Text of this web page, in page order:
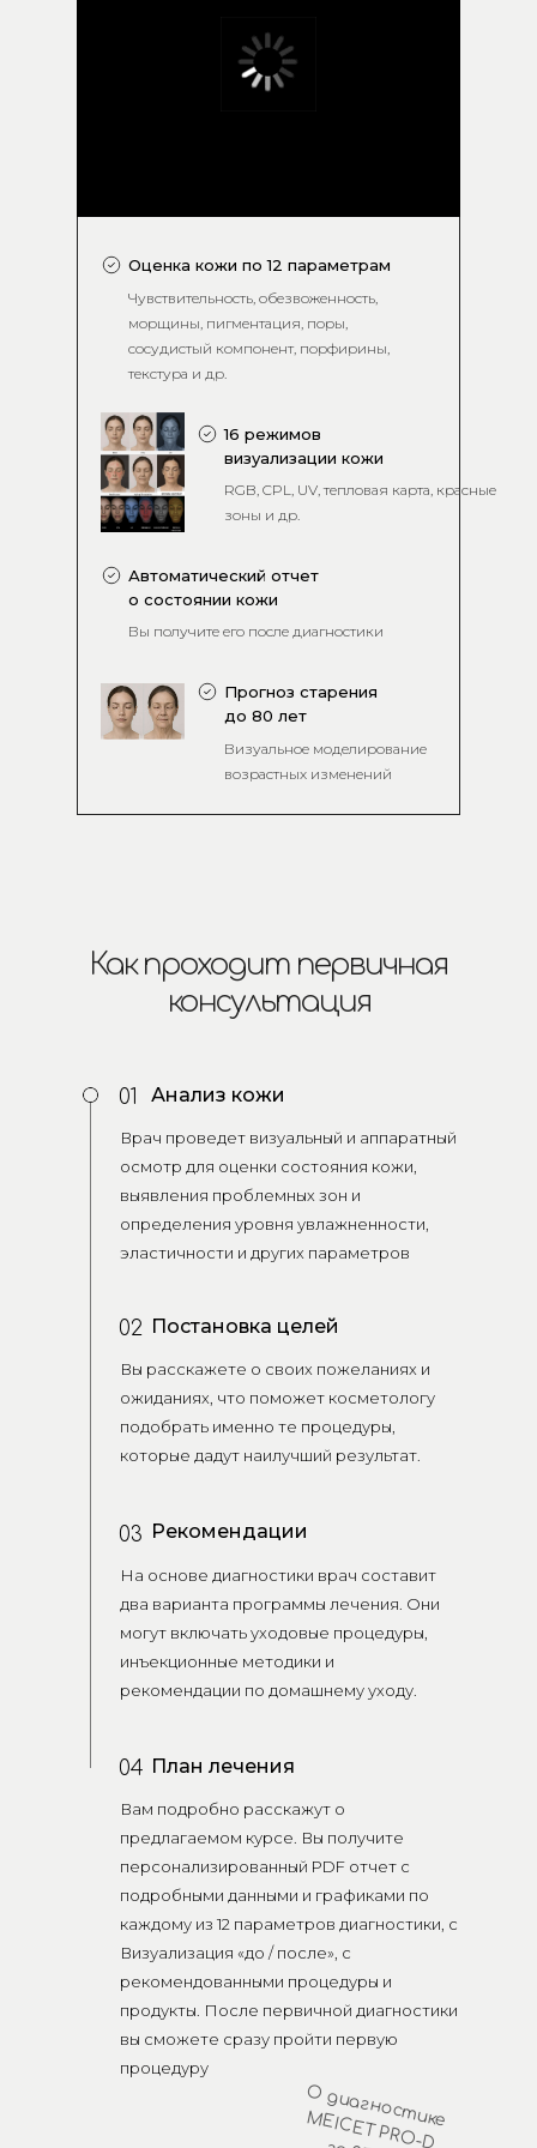
Оценка кожи по 12 параметрам
Чувствительность, обезвоженность,
морщины, пигментация, поры,
сосудистый компонент, порфирины,
текстура и др.
Вы получите его после диагностики
RGB, CPL, UV, тепловая карта, красные
зоны и др.
Автоматический отчет
о состоянии кожи
16 режимов
визуализации кожи
Прогноз старения
до 80 лет
Визуальное моделирование
возрастных изменений
Как проходит первичная
консультация
01 Анализ кожи
Врач проведет визуальный и аппаратный
осмотр для оценки состояния кожи,
выявления проблемных зон и
определения уровня увлажненности,
эластичности и других параметров
02 Постановка целей
Вы расскажете о своих пожеланиях и
ожиданиях, что поможет косметологу
подобрать именно те процедуры,
которые дадут наилучший результат.
03 Рекомендации
На основе диагностики врач составит
два варианта программы лечения. Они
могут включать уходовые процедуры,
инъекционные методики и
рекомендации по домашнему уходу.
04 План лечения
О
д
иа
гно
ст
ике M
E
IC
E
T PRO
-D
Вам подробно расскажут о
предлагаемом курсе. Вы получите
персонализированный PDF отчет с
подробными данными и графиками по
каждому из 12 параметров диагностики, с
Визуализация «до / после», с
рекомендованными процедуры и
продукты. После первичной диагностики
вы сможете сразу пройти первую
процедуру